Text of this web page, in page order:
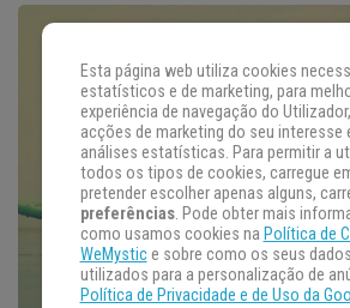
Esta página web utiliza cookies
estatísticos e de marketing, para
experiência de navegação do
acções de marketing do seu interesse
análises estatísticas. Para permitir a
todos os tipos de cookies, carregue
pretender escolher apenas alguns,
preferências. Pode obter mais
como usamos cookies na Política de
WeMystice sobre como os seus
utilizados para a personalização de
Política de Privacidade e de Uso da